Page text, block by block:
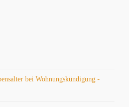
bei Wohnungskündigung -